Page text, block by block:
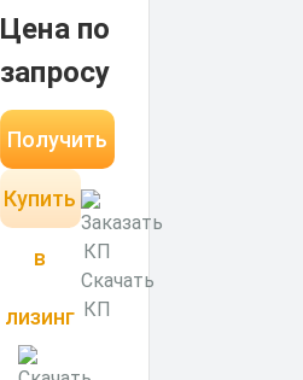
Цена по
запросу
Получить
КП за 15
минут
Купить
в
лизинг
Скачать
КП